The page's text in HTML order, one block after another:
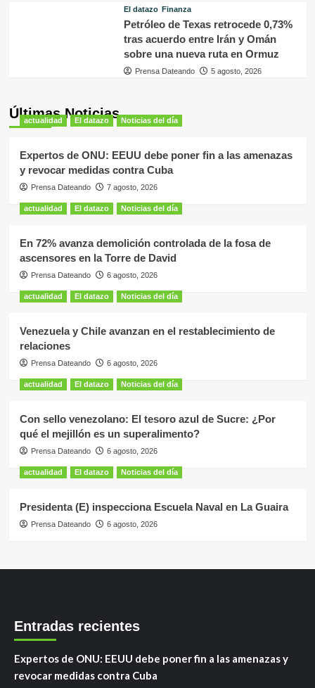
El datazo Finanza
Petróleo de Texas retrocede 0,73%
tras acuerdo entre Irán y Omán
sobre una nueva ruta en Ormuz
Prensa Dateando 5 agosto, 2026
Últimas Noticias
actualidad El datazo Noticias del día
Expertos de ONU: EEUU debe poner fin a las amenazas
y revocar medidas contra Cuba
Prensa Dateando 7 agosto, 2026
actualidad El datazo Noticias del día
En 72% avanza demolición controlada de la fosa de
ascensores en la Torre de David
Prensa Dateando 6 agosto, 2026
actualidad El datazo Noticias del día
Venezuela y Chile avanzan en el restablecimiento de
relaciones
Prensa Dateando 6 agosto, 2026
actualidad El datazo Noticias del día
Con sello venezolano: El tesoro azul de Sucre: ¿Por
qué el mejillón es un superalimento?
Prensa Dateando 6 agosto, 2026
actualidad El datazo Noticias del día
Presidenta (E) inspecciona Escuela Naval en La Guaira
Prensa Dateando 6 agosto, 2026
Entradas recientes
Expertos de ONU: EEUU debe poner fin a las amenazas y
revocar medidas contra Cuba